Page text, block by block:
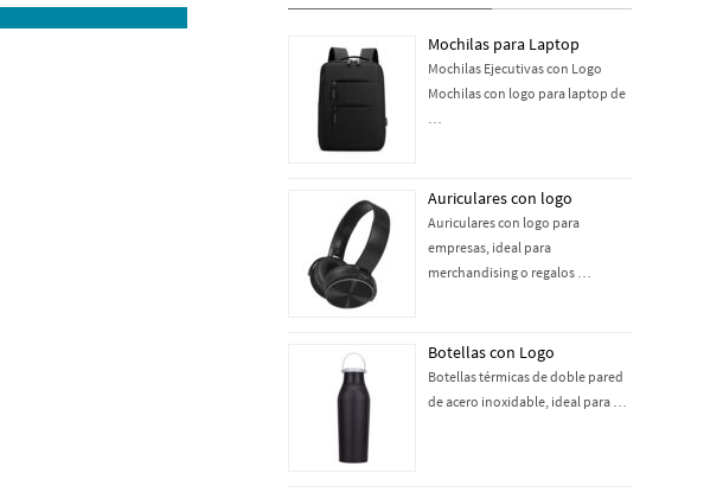
Mochilas para Laptop
Mochilas Ejecutivas con Logo
Mochilas con logo para laptop de
…
Auriculares con logo
Auriculares con logo para
empresas, ideal para
merchandising o regalos …
Botellas con Logo
Botellas térmicas de doble pared
de acero inoxidable, ideal para …